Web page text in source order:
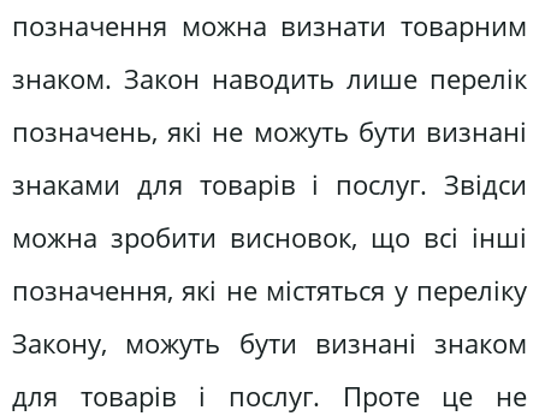
позначення можна визнати товарним
знаком. Закон наводить лише перелік
позначень, які не можуть бути визнані
знаками для товарів і послуг. Звідси
можна зробити висновок, що всі інші
позначення, які не містяться у переліку
Закону, можуть бути визнані знаком
для товарів і послуг. Проте це не